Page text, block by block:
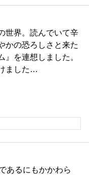
世界。読んでいて辛
かの恐ろしさと来た
』を連想しました。
ました…
あるにもかかわら